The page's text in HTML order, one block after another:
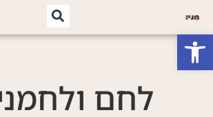
פתח סרגל נגישות
לחם